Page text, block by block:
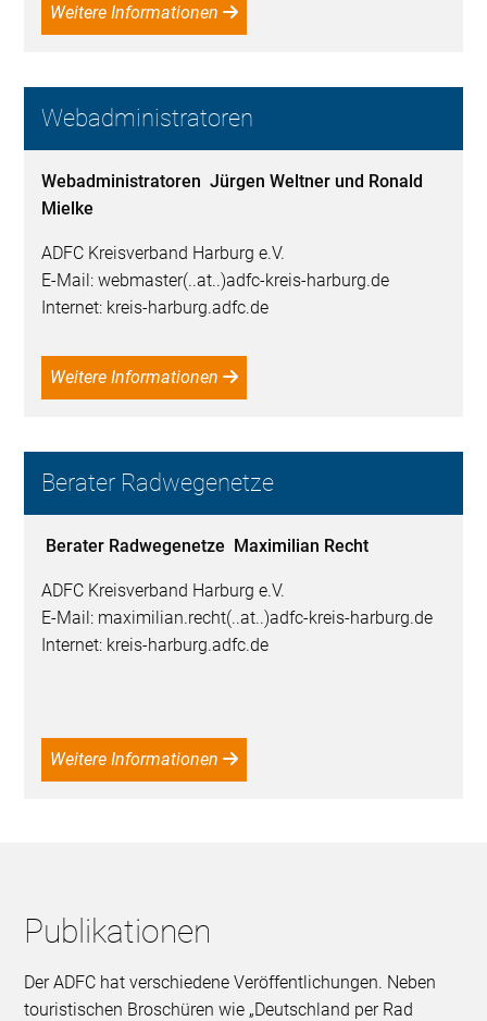
Weitere Informationen
Webadministratoren
Webadministratoren Jürgen Weltner und Ronald
Mielke
ADFC Kreisverband Harburg e.V.
E-Mail: webmaster(..at..)adfc-kreis-harburg.de
Internet: kreis-harburg.adfc.de
Weitere Informationen
Berater Radwegenetze
Berater Radwegenetze Maximilian Recht
ADFC Kreisverband Harburg e.V.
E-Mail: maximilian.recht(..at..)adfc-kreis-harburg.de
Internet: kreis-harburg.adfc.de
Weitere Informationen
Publikationen
Der ADFC hat verschiedene Veröffentlichungen. Neben
touristischen Broschüren wie „Deutschland per Rad